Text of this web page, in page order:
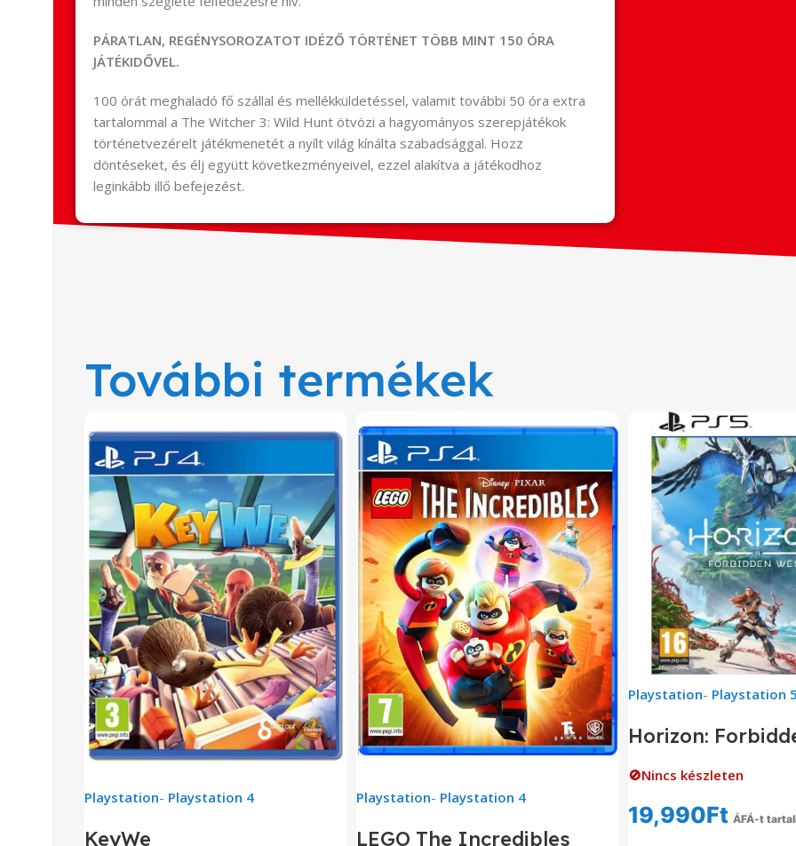
PÁRATLAN, REGÉNYSOROZATOT IDÉZŐ TÖRTÉNET TÖBB MINT 150 ÓRA
JÁTÉKIDŐVEL.
100 órát meghaladó fő szállal és mellékküldetéssel, valamit további 50 óra extra
tartalommal a The Witcher 3: Wild Hunt ötvözi a hagyományos szerepjátékok
történetvezérelt játékmenetét a nyílt világ kínálta szabadsággal. Hozz
döntéseket, és élj együtt következményeivel, ezzel alakítva a játékodhoz
leginkább illő befejezést.
További termékek
Playstation- Playstation 4
KeyWe
Playstation- Playstation 4
LEGO The Incredibles
Playstation- Playstation
Horizon:
🚫Nincs készleten
19,990Ft ÁFÁ-t